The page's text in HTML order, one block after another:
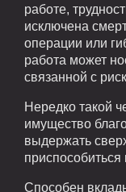
работе,
исключена
операции или
работа может
связанной с
Нередко такой
имущество
выдержать
Способен